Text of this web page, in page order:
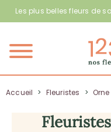
Les plus belles fleurs de
Menu
Accueil > Fleuristes > Orne